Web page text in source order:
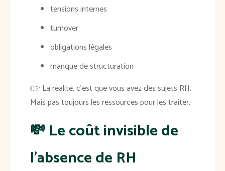
tensions internes
turnover
obligations légales
manque de structuration
👉 La réalité, c’est que vous avez des sujets RH.
Mais pas toujours les ressources pour les traiter.
💸 Le coût invisible de
l’absence de RH